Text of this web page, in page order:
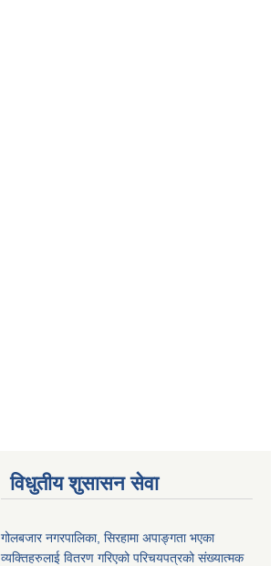
विधुतीय शुसासन सेवा
गोलबजार नगरपालिका, सिरहामा अपाङ्गता भएका
व्यक्तिहरुलाई वितरण गरिएको परिचयपत्रको संख्यात्मक